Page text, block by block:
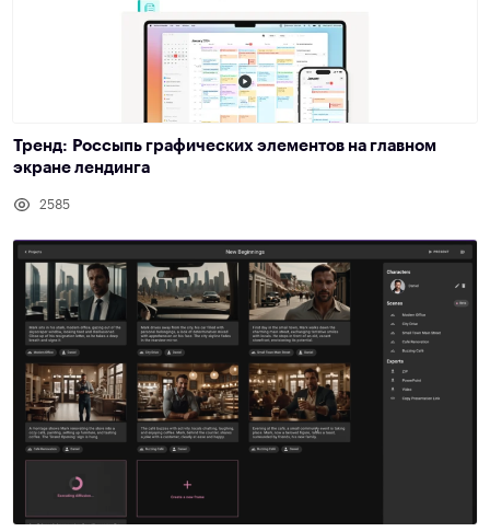
Тренд: Россыпь графических элементов на главном
экране лендинга
2585